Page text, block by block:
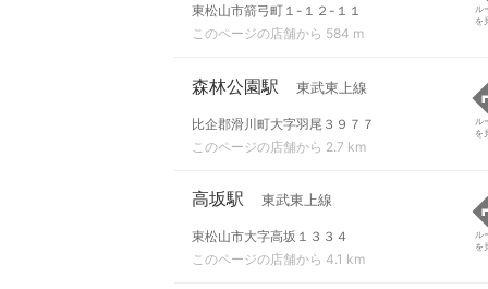
東松山市箭弓町１-１２-１１
このページの店舗から 584 m
ル
を
森林公園駅 東武東上線
比企郡滑川町大字羽尾３９７７
このページの店舗から 2.7 km
ル
を
高坂駅 東武東上線
東松山市大字高坂１３３４
このページの店舗から 4.1 km
ル
を